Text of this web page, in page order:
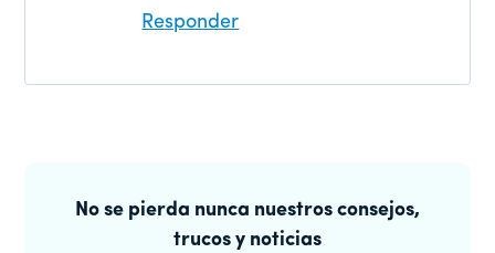
Responder
lateralNo se pierda nunca nuestros consejos,
trucos y noticias